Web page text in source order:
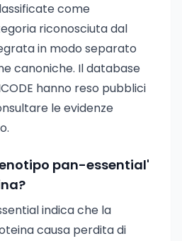
come
riconosciuta dal
in modo separato
canoniche. Il database
hanno reso pubblici
le evidenze
pan-essential'
indica che la
causa perdita di